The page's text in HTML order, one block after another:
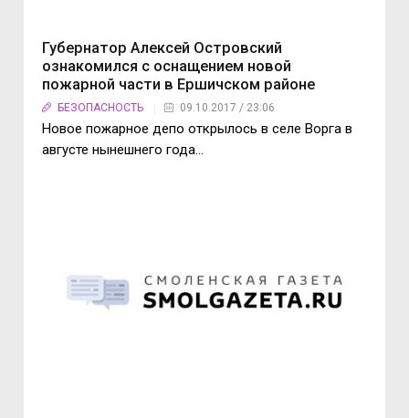
Губернатор Алексей Островский
ознакомился с оснащением новой
пожарной части в Ершичском районе
БЕЗОПАСНОСТЬ 09.10.2017 / 23:06
Новое пожарное депо открылось в селе Ворга в
августе нынешнего года…